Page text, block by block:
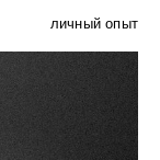
личный опыт